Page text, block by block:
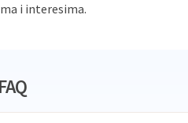
i interesima.
FAQ